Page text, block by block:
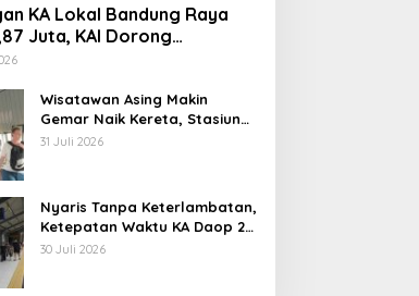
KA Lokal Bandung Raya
Juta, KAI Dorong
Infrastruktur Berbasis
Wisatawan Asing Makin
Gemar Naik Kereta, Stasiun
Bandung Jadi Gerbang
31 Juli 2026
Nyaris Tanpa Keterlambatan,
Ketepatan Waktu KA Daop 2
Bandung Tembus 99,85
30 Juli 2026